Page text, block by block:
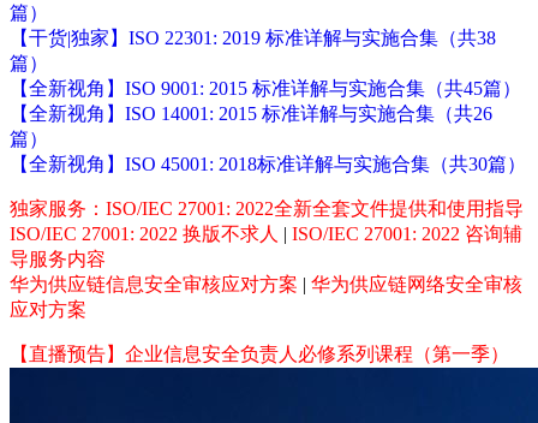
篇）
【干货|独家】ISO 22301: 2019 标准详解与实施合集（共38
篇）
【全新视角】ISO 9001: 2015 标准详解与实施合集（共45篇）
【全新视角】ISO 14001: 2015 标准详解与实施合集（共26
篇）
【全新视角】ISO 45001: 2018标准详解与实施合集（共30篇）
独家服务：ISO/IEC 27001: 2022全新全套文件提供和使用指导
ISO/IEC 27001: 2022 换版不求人 | ISO/IEC 27001: 2022 咨询辅
导服务内容
华为供应链信息安全审核应对方案 | 华为供应链网络安全审核
应对方案
【直播预告】企业信息安全负责人必修系列课程（第一季）